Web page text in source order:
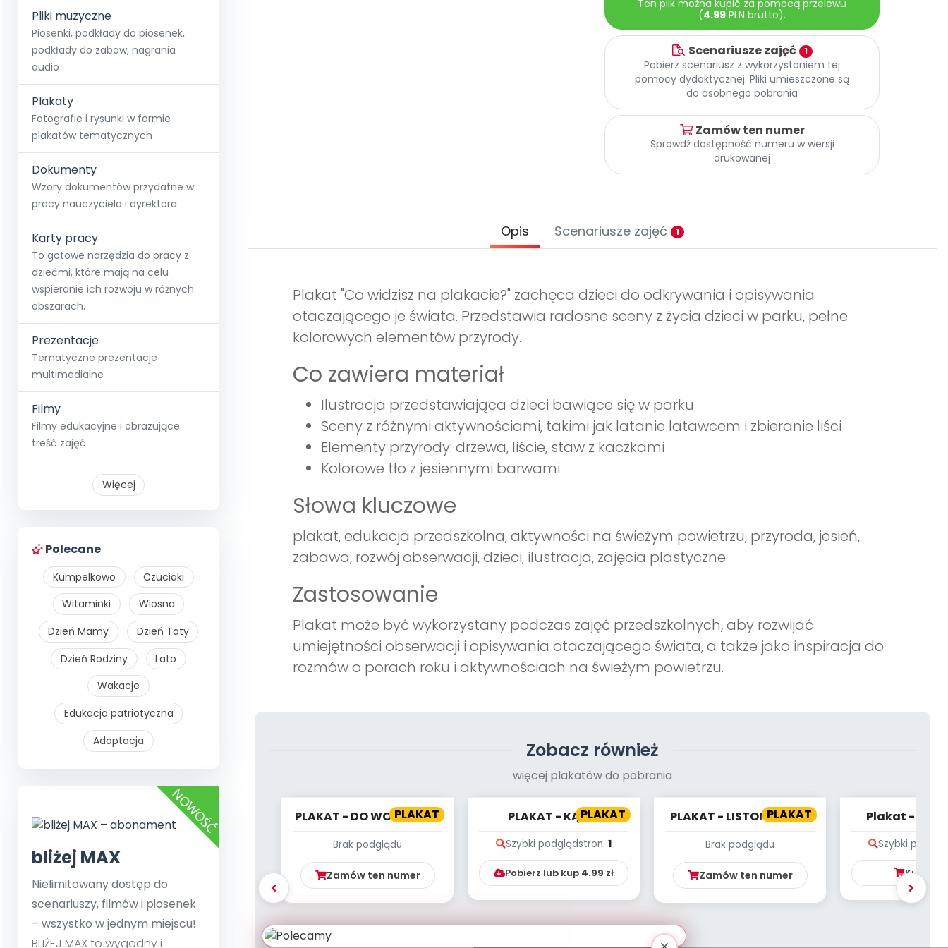
Pliki muzyczne
Piosenki, podkłady do piosenek,
podkłady do zabaw, nagrania
audio
Plakaty
Fotografie i rysunki w formie
plakatów tematycznych
Dokumenty
Wzory dokumentów przydatne w
pracy nauczyciela i dyrektora
Karty pracy
To gotowe narzędzia do pracy z
dziećmi, które mają na celu
wspieranie ich rozwoju w różnych
obszarach.
Prezentacje
Tematyczne prezentacje
multimedialne
Filmy
Filmy edukacyjne i obrazujące
treść zajęć
Więcej
Polecane
Kumpelkowo
Czuciaki
Witaminki
Wiosna
Dzień Mamy
Dzień Taty
Dzień Rodziny
Lato
Wakacje
Edukacja patriotyczna
Adaptacja
bliżej MAX
Nielimitowany dostęp do
scenariuszy, filmów i piosenek
– wszystko w jednym miejscu!
BLIŻEJ MAX to wygodny i
Ten plik można kupić za pomocą przelewu
(4.99 PLN brutto).
Scenariusze zajęć 1
Pobierz scenariusz z wykorzystaniem tej
pomocy dydaktycznej. Pliki umieszczone są
do osobnego pobrania
Zamów ten numer
Sprawdź dostępność numeru w wersji
drukowanej
Opis Scenariusze zajęć 1
Plakat "Co widzisz na plakacie?" zachęca dzieci do odkrywania i opisywania
otaczającego je świata. Przedstawia radosne sceny z życia dzieci w parku, pełne
kolorowych elementów przyrody.
Co zawiera materiał
Ilustracja przedstawiająca dzieci bawiące się w parku
Sceny z różnymi aktywnościami, takimi jak latanie latawcem i zbieranie liści
Elementy przyrody: drzewa, liście, staw z kaczkami
Kolorowe tło z jesiennymi barwami
Słowa kluczowe
plakat, edukacja przedszkolna, aktywności na świeżym powietrzu, przyroda, jesień,
zabawa, rozwój obserwacji, dzieci, ilustracja, zajęcia plastyczne
Zastosowanie
Plakat może być wykorzystany podczas zajęć przedszkolnych, aby rozwijać
umiejętności obserwacji i opisywania otaczającego świata, a także jako inspiracja do
rozmów o porach roku i aktywnościach na świeżym powietrzu.
Zobacz również
więcej plakatów do pobrania
PLAKAT
PLAKAT - DO WODOPOJU
Brak podglądu
Zamów ten numer
PLAKAT
PLAKAT - KĄCIK
WIDZĘ? CO SŁYSZĘ?
WRZES...
Szybki podglądstron: 1
Pobierz lub kup 4.99 zł
PLAKAT
PLAKAT - LISTONOSZ NA
Brak podglądu
Zamów ten numer
Plakat -
Szybki
Kup